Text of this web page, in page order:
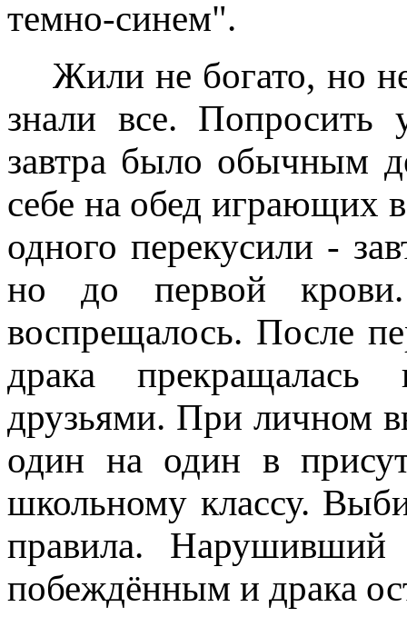
темно-синем".
Жили не богато, но
знали все. Попросить
завтра было обычным
себе на обед играющих
одного перекусили -
но до первой
воспрещалось. После
драка
друзьями. При личном
один на один в
школьному классу.
правила. Нарушивший
побеждённым и драка